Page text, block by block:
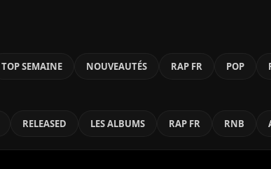
TOP SEMAINE NOUVEAUTÉS RAP FR POP
RELEASED LES ALBUMS RAP FR RNB